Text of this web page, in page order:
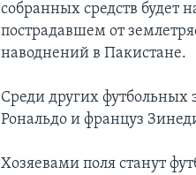
собранных средств будет
пострадавшем от
наводнений в Пакистане.
Среди других футбольных
Рональдо и француз
Хозяевами поля станут